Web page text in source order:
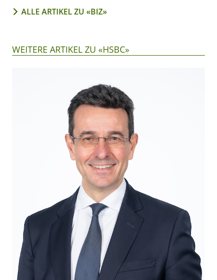
ALLE ARTIKEL ZU «BIZ»
WEITERE ARTIKEL ZU «HSBC»